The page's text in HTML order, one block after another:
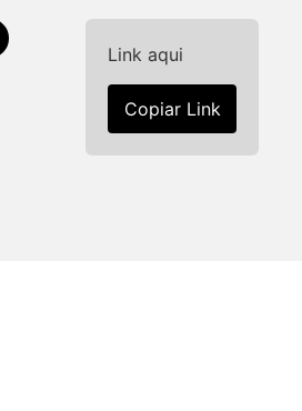
Link aqui
Copiar Link